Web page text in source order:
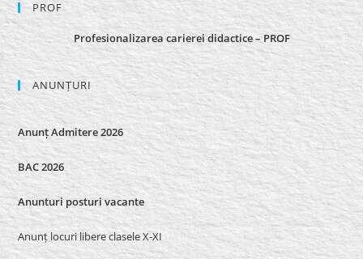
PROF
Profesionalizarea carierei didactice – PROF
ANUNȚURI
Anunț Admitere 2026
BAC 2026
Anunturi posturi vacante
Anunț locuri libere clasele X-XI